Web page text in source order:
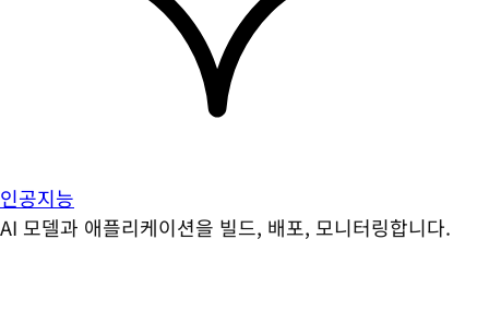
인공지능
AI 모델과 애플리케이션을 빌드, 배포, 모니터링합니다.